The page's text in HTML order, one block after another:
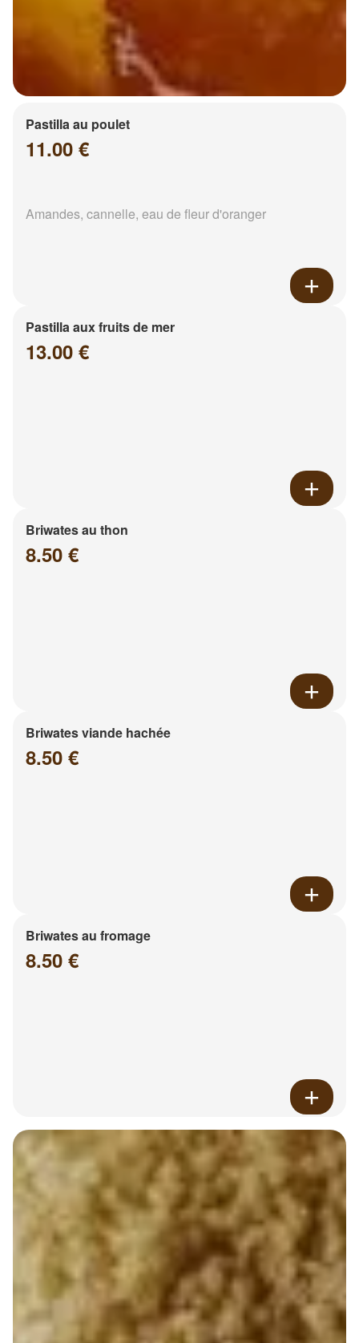
Pastilla au poulet
11.00 €
Amandes, cannelle, eau de fleur d'oranger
Pastilla aux fruits de mer
13.00 €
Briwates au thon
8.50 €
Briwates viande hachée
8.50 €
Briwates au fromage
8.50 €